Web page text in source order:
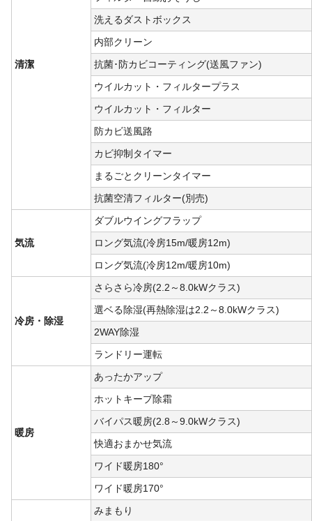
清潔
洗えるダストボックス
内部クリーン
抗菌･防カビコーティング(送風ファン)
ウイルカット・フィルタープラス
ウイルカット・フィルター
防カビ送風路
カビ抑制タイマー
まるごとクリーンタイマー
抗菌空清フィルター(別売)
気流
ダブルウイングフラップ
ロング気流(冷房15m/暖房12m)
ロング気流(冷房12m/暖房10m)
冷房・除湿
さらさら冷房(2.2～8.0kWクラス)
選ベる除湿(再熱除湿は2.2～8.0kWクラス)
2WAY除湿
ランドリー運転
暖房
あったかアップ
ホットキープ除霜
バイパス暖房(2.8～9.0kWクラス)
快適おまかせ気流
ワイド暖房180°
ワイド暖房170°
みまもり